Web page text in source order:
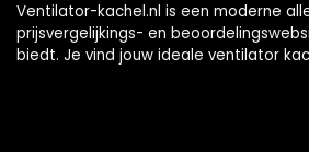
Ventilator-kachel.nl is een moderne
prijsvergelijkings- en
biedt. Je vind jouw ideale ventilator